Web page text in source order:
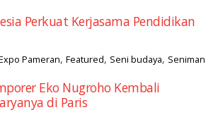
Perkuat Kerjasama Pendidikan
Pameran,Featured, Seni budaya, Seniman
Eko Nugroho Kembali
di Paris